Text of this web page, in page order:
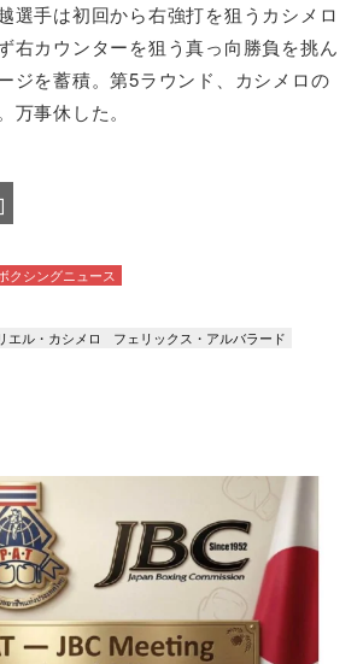
選手は初回から右強打を狙うカシメロ
右カウンターを狙う真っ向勝負を挑ん
ジを蓄積。第5ラウンド、カシメロの
万事休した。
クシングニュース
エル・カシメロ
フェリックス・アルバラード